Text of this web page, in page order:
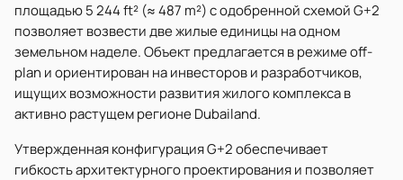
площадью 5 244 ft² (≈ 487 m²) с одобренной схемой G+2
позволяет возвести две жилые единицы на одном
земельном наделе. Объект предлагается в режиме off-
plan и ориентирован на инвесторов и разработчиков,
ищущих возможности развития жилого комплекса в
активно растущем регионе Dubailand.
Утвержденная конфигурация G+2 обеспечивает
гибкость архитектурного проектирования и позволяет